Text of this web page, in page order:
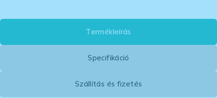
Termékleírás
Specifikáció
Szállítás és fizetés